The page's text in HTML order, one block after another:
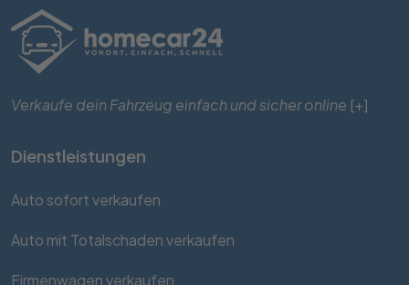
Verkaufe dein Fahrzeug einfach und sicher online [+]
Dienstleistungen
Auto sofort verkaufen
Auto mit Totalschaden verkaufen
Firmenwagen verkaufen